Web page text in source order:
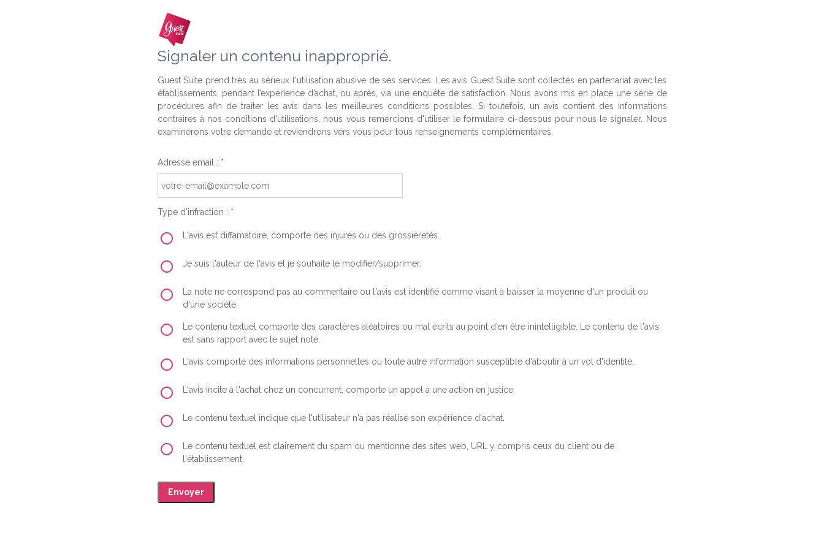
Signaler un contenu inapproprié.
Guest Suite prend très au sérieux l'utilisation abusive de ses services. Les avis Guest Suite sont collectés en partenariat avec les
établissements, pendant l’expérience d’achat, ou après, via une enquête de satisfaction. Nous avons mis en place une série de
procédures afin de traiter les avis dans les meilleures conditions possibles. Si toutefois, un avis contient des informations
contraires à nos conditions d'utilisations, nous vous remercions d'utiliser le formulaire ci-dessous pour nous le signaler. Nous
examinerons votre demande et reviendrons vers vous pour tous renseignements complémentaires.
Adresse email : *
Type d'infraction : *
L'avis est diffamatoire, comporte des injures ou des grossièretés.
Je suis l'auteur de l'avis et je souhaite le modifier/supprimer.
La note ne correspond pas au commentaire ou l'avis est identifié comme visant à baisser la moyenne d'un produit ou
d'une société.
Le contenu textuel comporte des caractères aléatoires ou mal écrits au point d'en être inintelligible. Le contenu de l'avis
est sans rapport avec le sujet noté.
L'avis comporte des informations personnelles ou toute autre information susceptible d'aboutir à un vol d'identité.
L'avis incite à l'achat chez un concurrent, comporte un appel à une action en justice.
Le contenu textuel indique que l'utilisateur n'a pas réalisé son expérience d'achat.
Le contenu textuel est clairement du spam ou mentionne des sites web, URL y compris ceux du client ou de
l'établissement.
Envoyer